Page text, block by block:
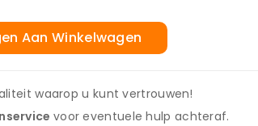
Aan Winkelwagen
waarop u kunt vertrouwen!
voor eventuele hulp achteraf.